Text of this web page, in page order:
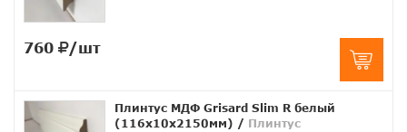
760 /шт
Плинтус МДФ Grisard Slim R белый
(116x10x2150мм) / Плинтус